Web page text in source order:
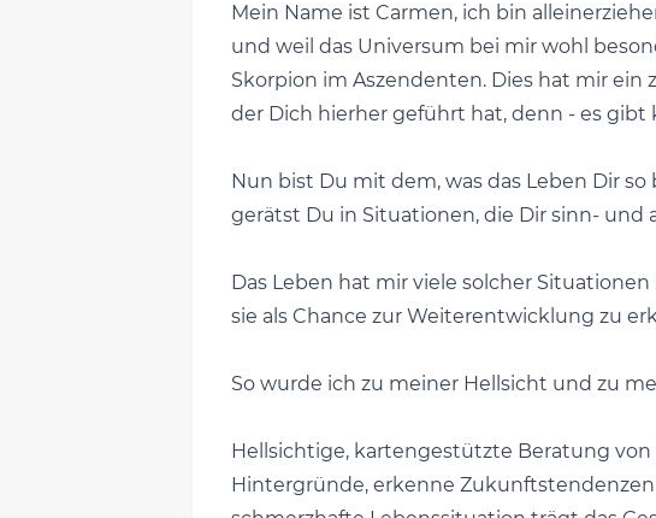
Mein Name ist Carmen, ich bin
und weil das Universum bei mir wohl
Skorpion im Aszendenten. Dies hat mir ein
der Dich hierher geführt hat, denn - es gibt
Nun bist Du mit dem, was das Leben Dir
gerätst Du in Situationen, die Dir sinn- und
Das Leben hat mir viele solcher
sie als Chance zur Weiterentwicklung zu
So wurde ich zu meiner Hellsicht und zu
Hellsichtige, kartengestützte Beratung
Hintergründe, erkenne Zukunftstendenzen